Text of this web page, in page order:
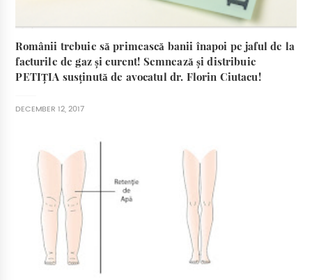
Românii trebuie să primească banii înapoi pe jaful de la
facturile de gaz și curent! Semnează și distribuie
PETIȚIA susținută de avocatul dr. Florin Ciutacu!
DECEMBER 12, 2017